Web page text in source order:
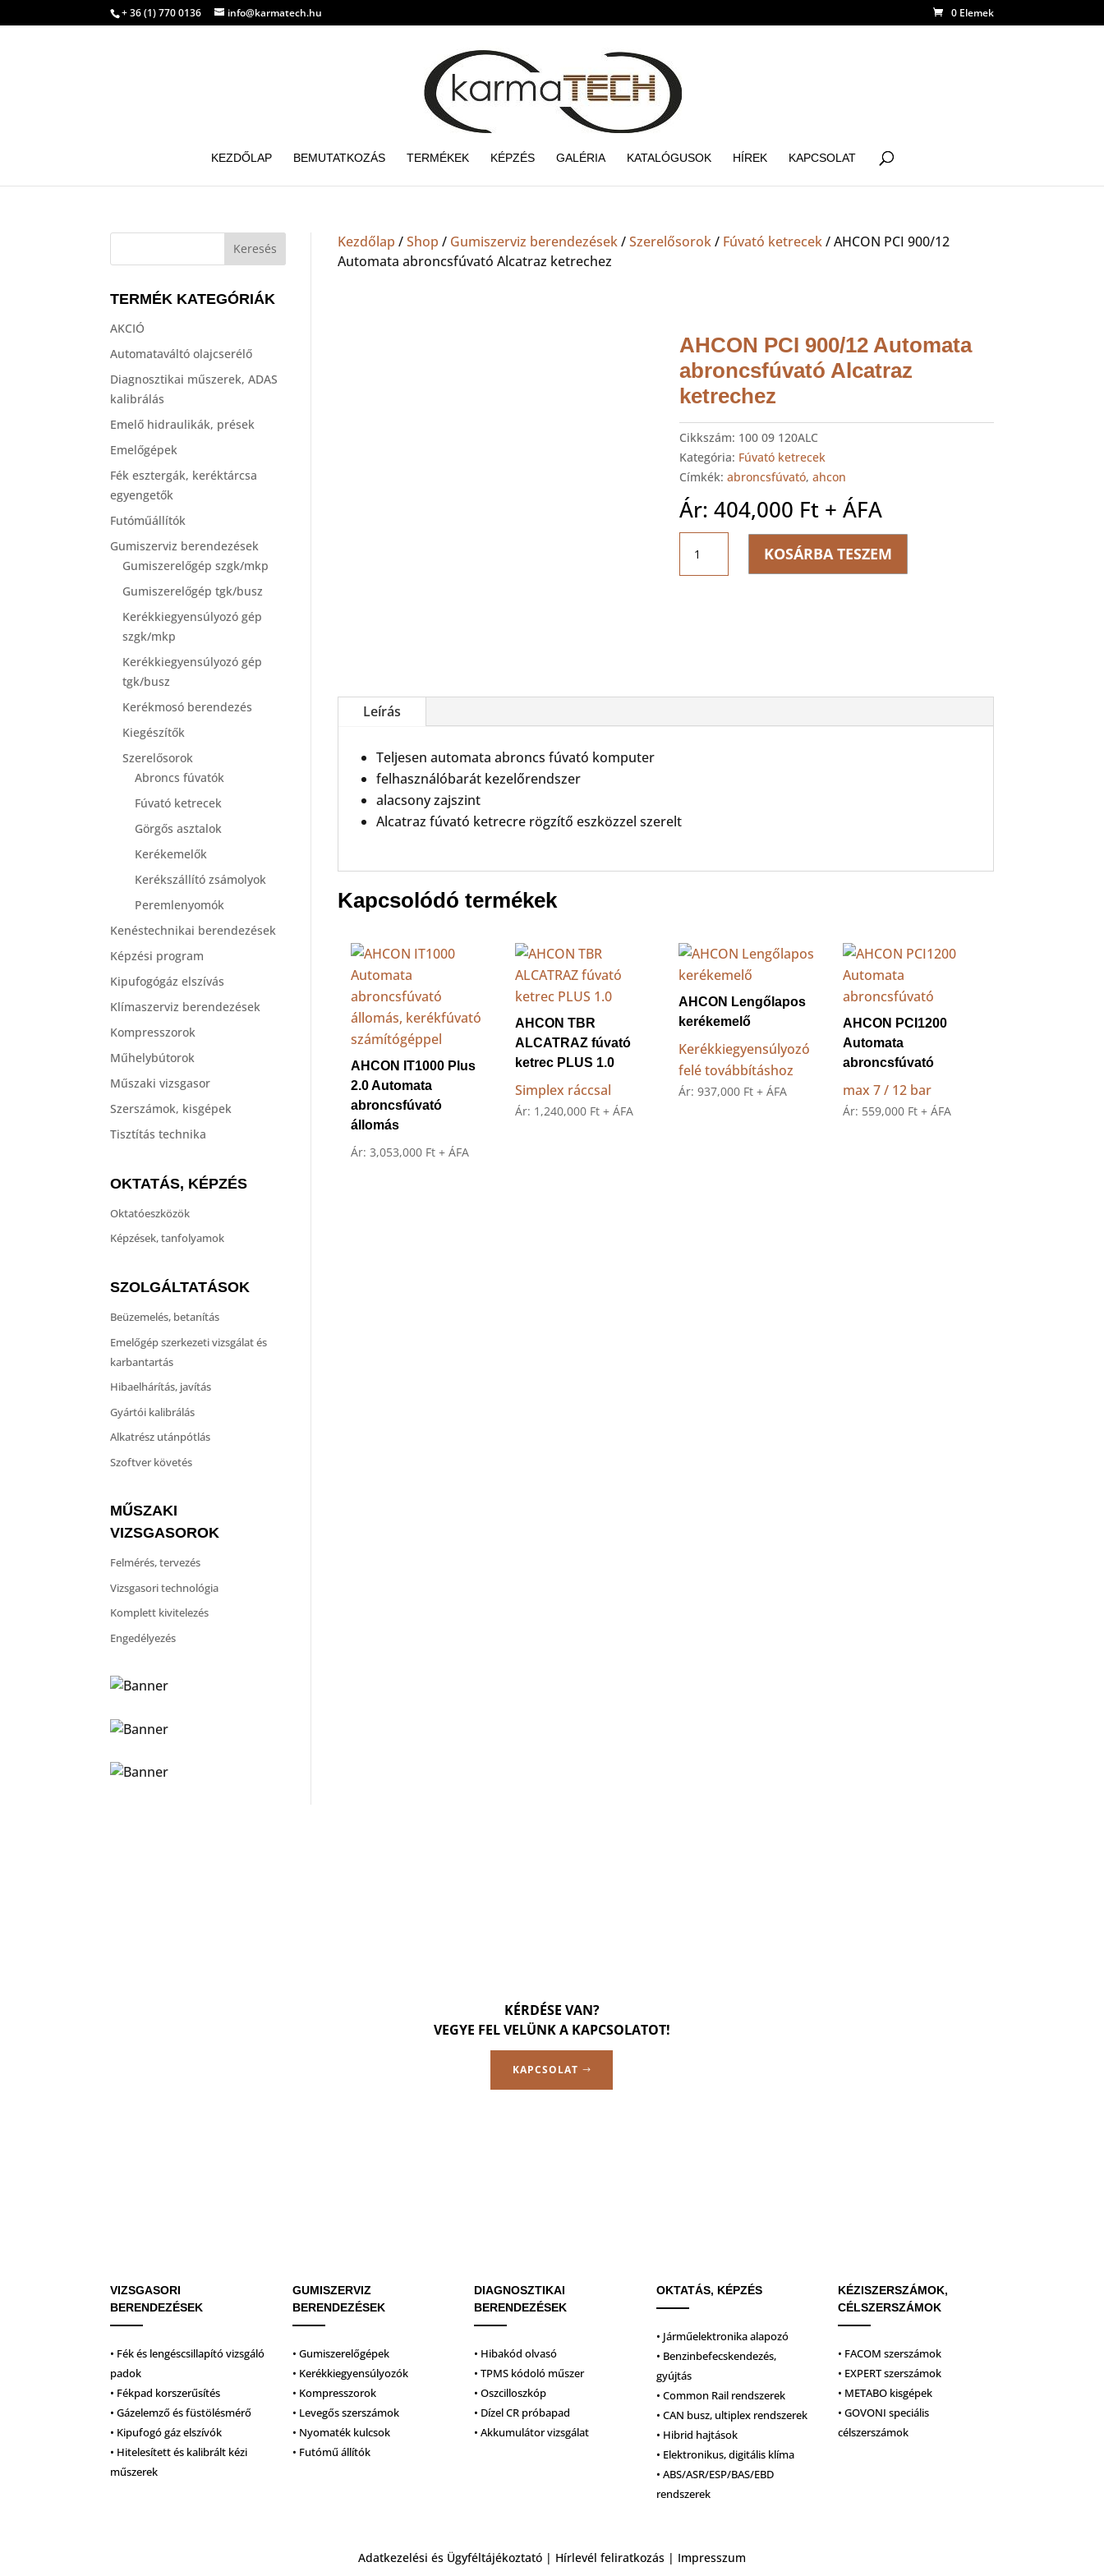
+ 36 (1) 770 0136 info@karmatech.hu 0 Elemek
KEZDŐLAP BEMUTATKOZÁS TERMÉKEK KÉPZÉS GALÉRIA KATALÓGUSOK HÍREK KAPCSOLAT
TERMÉK KATEGÓRIÁK
AKCIÓ
Automataváltó olajcserélő
Diagnosztikai műszerek, ADAS
kalibrálás
Emelő hidraulikák, prések
Emelőgépek
Fék esztergák, keréktárcsa
egyengetők
Futóműállítók
Gumiszerviz berendezések
Gumiszerelőgép szgk/mkp
Gumiszerelőgép tgk/busz
Kerékkiegyensúlyozó gép
szgk/mkp
Kerékkiegyensúlyozó gép
tgk/busz
Kerékmosó berendezés
Kiegészítők
Szerelősorok
Abroncs fúvatók
Fúvató ketrecek
Görgős asztalok
Kerékemelők
Kerékszállító zsámolyok
Peremlenyomók
Kenéstechnikai berendezések
Képzési program
Kipufogógáz elszívás
Klímaszerviz berendezések
Kompresszorok
Műhelybútorok
Műszaki vizsgasor
Szerszámok, kisgépek
Tisztítás technika
OKTATÁS, KÉPZÉS
Oktatóeszközök
Képzések, tanfolyamok
SZOLGÁLTATÁSOK
Beüzemelés, betanítás
Emelőgép szerkezeti vizsgálat és
karbantartás
Hibaelhárítás, javítás
Gyártói kalibrálás
Alkatrész utánpótlás
Szoftver követés
MŰSZAKI
VIZSGASOROK
Felmérés, tervezés
Vizsgasori technológia
Komplett kivitelezés
Engedélyezés
Kezdőlap /Shop / Gumiszerviz berendezések/Szerelősorok/ Fúvató ketrecek/ AHCON PCI 900/12
Automata abroncsfúvató Alcatraz ketrechez
AHCON PCI 900/12 Automata
abroncsfúvató Alcatraz
ketrechez
Cikkszám: 100 09 120ALC
Kategória: Fúvató ketrecek
Címkék: abroncsfúvató, ahcon
Ár: 404,000 Ft + ÁFA
PCI
900/12
KOSÁRBA TESZEM
Leírás
Teljesen automata abroncs fúvató komputer
felhasználóbarát kezelőrendszer
alacsony zajszint
Alcatraz fúvató ketrecre rögzítő eszközzel szerelt
Kapcsolódó termékek
AHCON IT1000 Plus
2.0 Automata
abroncsfúvató
állomás
Ár:3,053,000 Ft + ÁFA
AHCON TBR
ALCATRAZ fúvató
ketrec PLUS 1.0
Simplex ráccsal
Ár: 1,240,000 Ft + ÁFA
AHCON Lengőlapos
kerékemelő
Kerékkiegyensúlyozó
felé továbbításhoz
Ár:937,000 Ft + ÁFA
AHCON PCI1200
Automata
abroncsfúvató
max 7 / 12 bar
Ár: 559,000 Ft + ÁFA
KÉRDÉSE VAN?
VEGYE FEL VELÜNK A KAPCSOLATOT!
KAPCSOLAT
VIZSGASORI
BERENDEZÉSEK
• Fék és lengéscsillapító vizsgáló
padok
• Fékpad korszerűsítés
• Gázelemző és füstölésmérő
• Kipufogó gáz elszívók
• Hitelesített és kalibrált kézi
műszerek
GUMISZERVIZ
BERENDEZÉSEK
• Gumiszerelőgépek
• Kerékkiegyensúlyozók
• Kompresszorok
• Levegős szerszámok
• Nyomaték kulcsok
• Futómű állítók
DIAGNOSZTIKAI
BERENDEZÉSEK
• Hibakód olvasó
• TPMS kódoló műszer
• Oszcilloszkóp
• Dízel CR próbapad
• Akkumulátor vizsgálat
OKTATÁS, KÉPZÉS
• Járműelektronika alapozó
• Benzinbefecskendezés,
gyújtás
• Common Rail rendszerek
• CAN busz, ultiplex rendszerek
• Hibrid hajtások
• Elektronikus, digitális klíma
• ABS/ASR/ESP/BAS/EBD
rendszerek
KÉZISZERSZÁMOK,
CÉLSZERSZÁMOK
• FACOM szerszámok
• EXPERT szerszámok
• METABO kisgépek
• GOVONI speciális
célszerszámok
Adatkezelési és Ügyféltájékoztató | Hírlevél feliratkozás | Impresszum